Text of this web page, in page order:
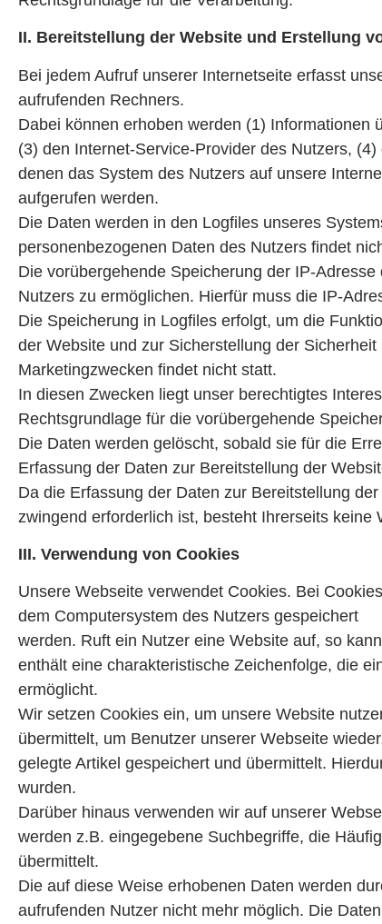
II. Bereitstellung der Website und Erstellung
Bei jedem Aufruf unserer Internetseite erfasst
aufrufenden Rechners.
Dabei können erhoben werden (1) Informationen
(3) den Internet-Service-Provider des Nutzers,
denen das System des Nutzers auf unsere
aufgerufen werden.
Die Daten werden in den Logfiles unseres
personenbezogenen Daten des Nutzers findet
Die vorübergehende Speicherung der IP-
Nutzers zu ermöglichen. Hierfür muss die IP-
Die Speicherung in Logfiles erfolgt, um die
der Website und zur Sicherstellung der
Marketingzwecken findet nicht statt.
In diesen Zwecken liegt unser berechtigtes
Rechtsgrundlage für die vorübergehende
Die Daten werden gelöscht, sobald sie für die
Erfassung der Daten zur Bereitstellung der
Da die Erfassung der Daten zur Bereitstellung
zwingend erforderlich ist, besteht Ihrerseits keine
III. Verwendung von Cookies
Unsere Webseite verwendet Cookies. Bei
dem Computersystem des Nutzers gespeichert
werden. Ruft ein Nutzer eine Website auf, so
enthält eine charakteristische Zeichenfolge, die
ermöglicht.
Wir setzen Cookies ein, um unsere Website
übermittelt, um Benutzer unserer Webseite
gelegte Artikel gespeichert und übermittelt.
wurden.
Darüber hinaus verwenden wir auf unserer
werden z.B. eingegebene Suchbegriffe, die
übermittelt.
Die auf diese Weise erhobenen Daten werden
aufrufenden Nutzer nicht mehr möglich. Die